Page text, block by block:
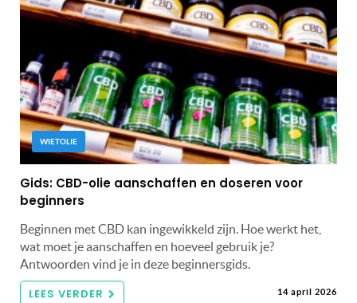
WIETOLIE
Gids: CBD-olie aanschaffen en doseren voor
beginners
Beginnen met CBD kan ingewikkeld zijn. Hoe werkt het,
wat moet je aanschaffen en hoeveel gebruik je?
Antwoorden vind je in deze beginnersgids.
LEES VERDER 14 april 2026